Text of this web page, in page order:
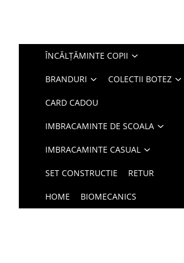
ÎNCĂLȚĂMINTE COPII
BRANDURI COLECTII BOTEZ
CARD CADOU
IMBRACAMINTE DE SCOALA
IMBRACAMINTE CASUAL
SET CONSTRUCTIE RETUR
HOME BIOMECANICS